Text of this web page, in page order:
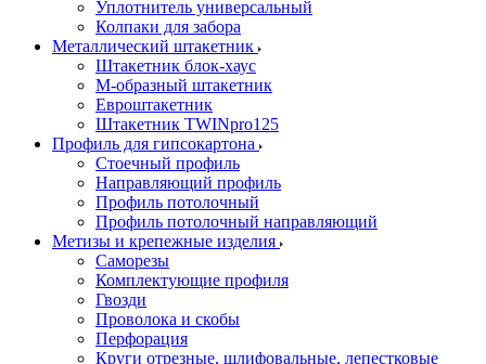
Уплотнитель универсальный
Колпаки для забора
Металлический штакетник
Штакетник блок-хаус
М-образный штакетник
Евроштакетник
Штакетник TWINpro125
Профиль для гипсокартона
Стоечный профиль
Направляющий профиль
Профиль потолочный
Профиль потолочный направляющий
Метизы и крепежные изделия
Саморезы
Комплектующие профиля
Гвозди
Проволока и скобы
Перфорация
Круги отрезные, шлифовальные, лепестковые